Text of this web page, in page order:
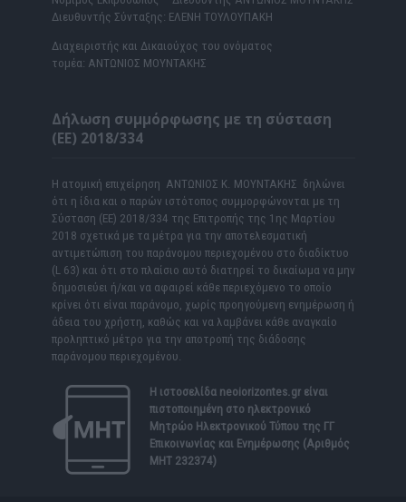
Διευθυντής Σύνταξης: ΕΛΕΝΗ ΤΟΥΛΟΥΠΑΚΗ
Διαχειριστής και Δικαιούχος του ονόματος
τομέα: ΑΝΤΩΝΙΟΣ ΜΟΥΝΤΑΚΗΣ
Δήλωση συμμόρφωσης με τη σύσταση
(ΕΕ) 2018/334
Η ατομική επιχείρηση ΑΝΤΩΝΙΟΣ Κ. ΜΟΥΝΤΑΚΗΣ δηλώνει
ότι η ίδια και ο παρών ιστότοπος συμμορφώνονται με τη
Σύσταση (ΕΕ) 2018/334 της Επιτροπής της 1ης Μαρτίου
2018 σχετικά με τα μέτρα για την αποτελεσματική
αντιμετώπιση του παράνομου περιεχομένου στο διαδίκτυο
(L 63) και ότι στο πλαίσιο αυτό διατηρεί το δικαίωμα να μην
δημοσιεύει ή/και να αφαιρεί κάθε περιεχόμενο το οποίο
κρίνει ότι είναι παράνομο, χωρίς προηγούμενη ενημέρωση ή
άδεια του χρήστη, καθώς και να λαμβάνει κάθε αναγκαίο
προληπτικό μέτρο για την αποτροπή της διάδοσης
παράνομου περιεχομένου.
Η ιστοσελίδα neoiorizontes.grείναι
πιστοποιημένη στο ηλεκτρονικό
Μητρώο Ηλεκτρονικού Τύπου της ΓΓ
Επικοινωνίας και Ενημέρωσης (Αριθμός
ΜΗΤ 232374)